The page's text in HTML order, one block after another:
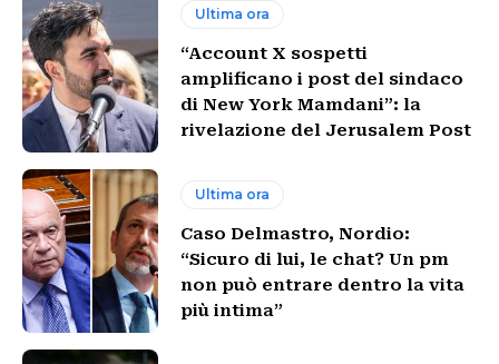
Ultima ora
“Account X sospetti
amplificano i post del sindaco
di New York Mamdani”: la
rivelazione del Jerusalem Post
Ultima ora
Caso Delmastro, Nordio:
“Sicuro di lui, le chat? Un pm
non può entrare dentro la vita
più intima”